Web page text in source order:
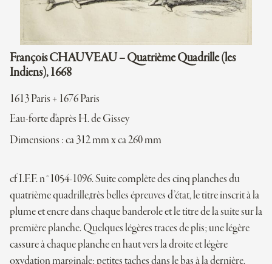
François CHAUVEAU – Quatrième Quadrille (les
Indiens), 1668
1613 Paris + 1676 Paris
Eau-forte d'après H. de Gissey
Dimensions : ca 312 mm x ca 260 mm
cf I.F.F. n°1054-1096. Suite complète des cinq planches du
quatrième quadrille,très belles épreuves d’état, le titre inscrit à la
plume et encre dans chaque banderole et le titre de la suite sur la
première planche. Quelques légères traces de plis; une légère
cassure à chaque planche en haut vers la droite et légère
oxydation marginale; petites taches dans le bas à la dernière.